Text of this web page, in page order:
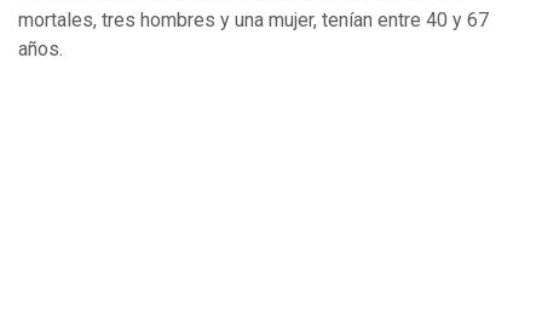
mortales, tres hombres y una mujer, tenían entre 40 y 67
años.